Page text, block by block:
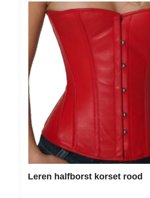
Leren halfborst korset rood